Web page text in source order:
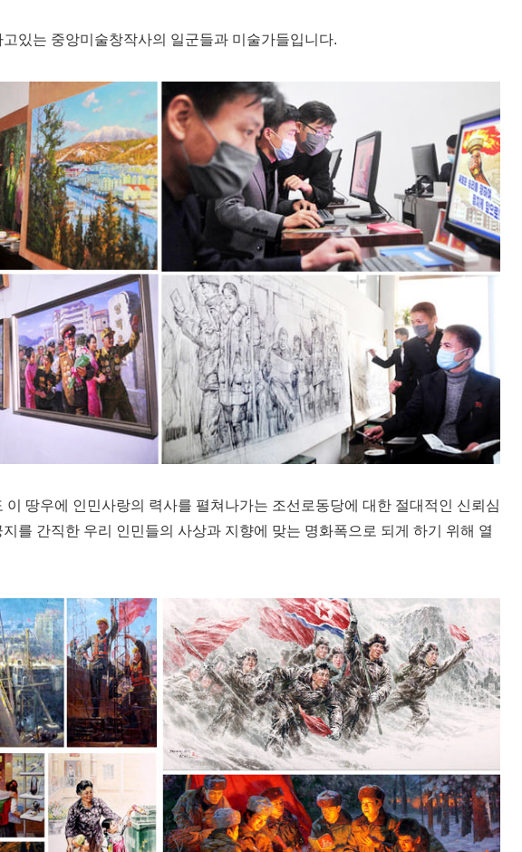
있는 중앙미술창작사의 일군들과 미술가들입니다.
이 땅우에 인민사랑의 력사를 펼쳐나가는 조선로동당에 대한 절대적인 신뢰심
를 간직한 우리 인민들의 사상과 지향에 맞는 명화폭으로 되게 하기 위해 열